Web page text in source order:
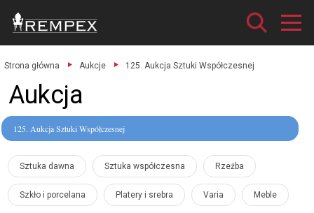
Strona główna Aukcje 125. Aukcja Sztuki Współczesnej
Aukcja
125. Aukcja Sztuki Współczesnej
Sztuka dawna Sztuka współczesna Rzeźba
Szkło i porcelana Platery i srebra Varia Meble